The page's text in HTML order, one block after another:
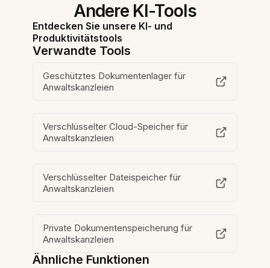
Andere KI-Tools
Entdecken Sie unsere KI- und
Produktivitätstools
Verwandte Tools
Geschütztes Dokumentenlager für
Anwaltskanzleien
Verschlüsselter Cloud-Speicher für
Anwaltskanzleien
Verschlüsselter Dateispeicher für
Anwaltskanzleien
Private Dokumentenspeicherung für
Anwaltskanzleien
Ähnliche Funktionen